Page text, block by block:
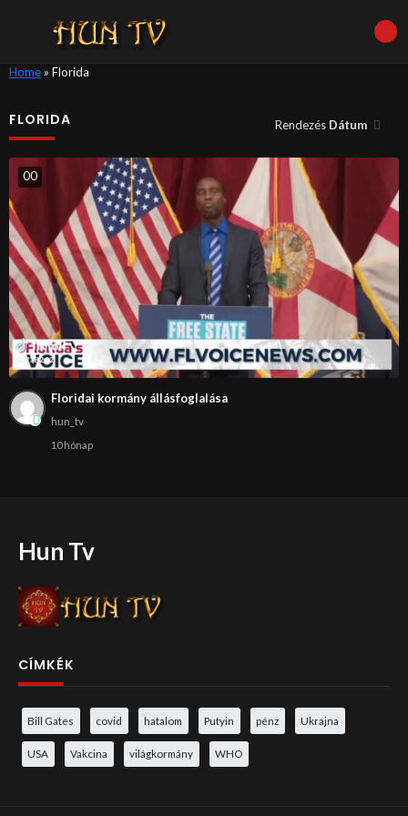
Home» Florida
FLORIDA Rendezés Dátum
00
Floridai kormány állásfoglalása
hun_tv
10 hónap
Hun Tv
CÍMKÉK
Bill Gates covid hatalom Putyin pénz Ukrajna
USA Vakcina világkormány WHO